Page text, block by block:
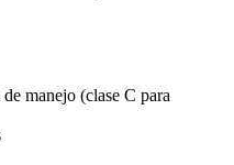
manejo (clase C para